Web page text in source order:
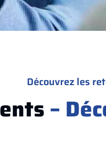
Découvrez les
–